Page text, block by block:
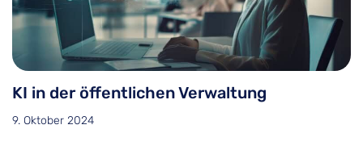
KI in der öffentlichen Verwaltung
9. Oktober 2024